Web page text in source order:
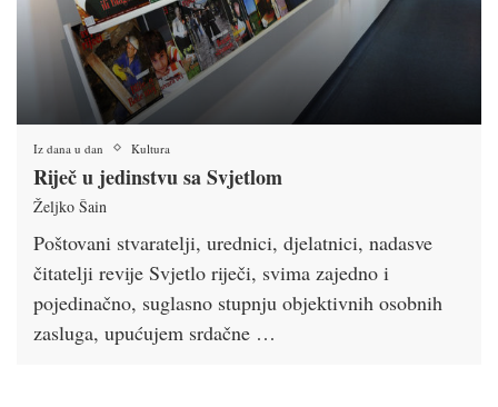
Iz dana u dan Kultura
Riječ u jedinstvu sa Svjetlom
Željko Šain
Poštovani stvaratelji, urednici, djelatnici, nadasve
čitatelji revije Svjetlo riječi, svima zajedno i
pojedinačno, suglasno stupnju objektivnih osobnih
zasluga, upućujem srdačne …